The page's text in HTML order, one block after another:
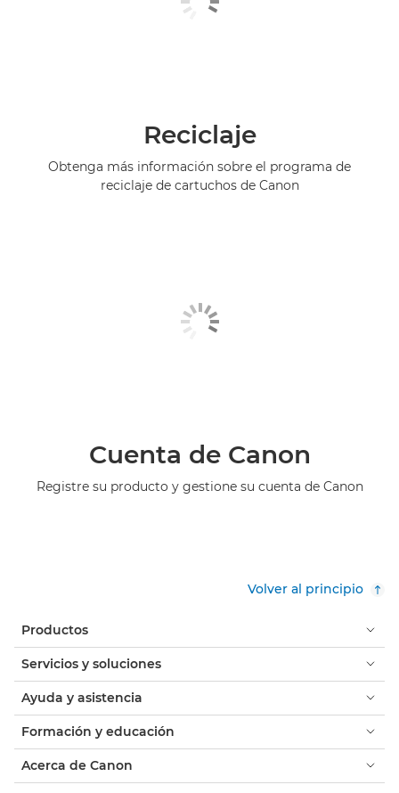
Reciclaje
Obtenga más información sobre el programa de
reciclaje de cartuchos de Canon
Cuenta de Canon
Registre su producto y gestione su cuenta de Canon
Volver al principio
Productos
Servicios y soluciones
Ayuda y asistencia
Formación y educación
Acerca de Canon